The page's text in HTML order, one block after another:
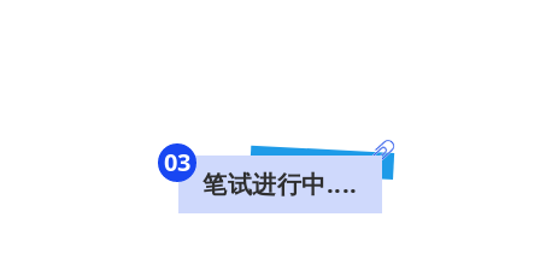
03
笔试进行中....